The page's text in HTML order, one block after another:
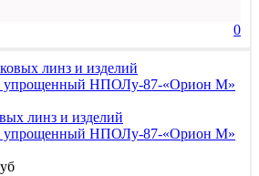
0
линз и изделий
упрощенный НПОЛу-87-«Орион М»